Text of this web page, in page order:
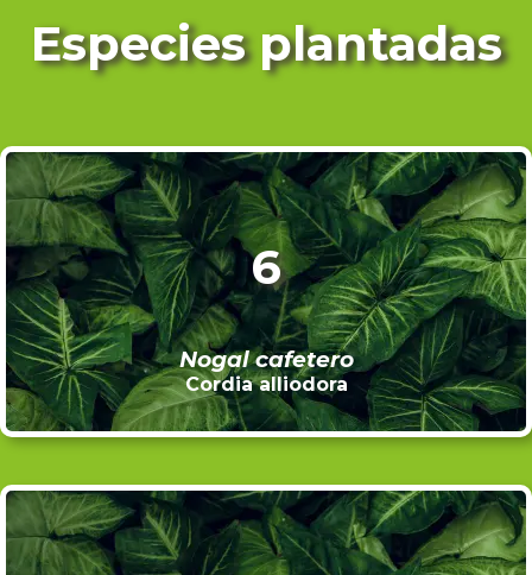
Especies plantadas
6
Nogal cafetero
Cordia alliodora